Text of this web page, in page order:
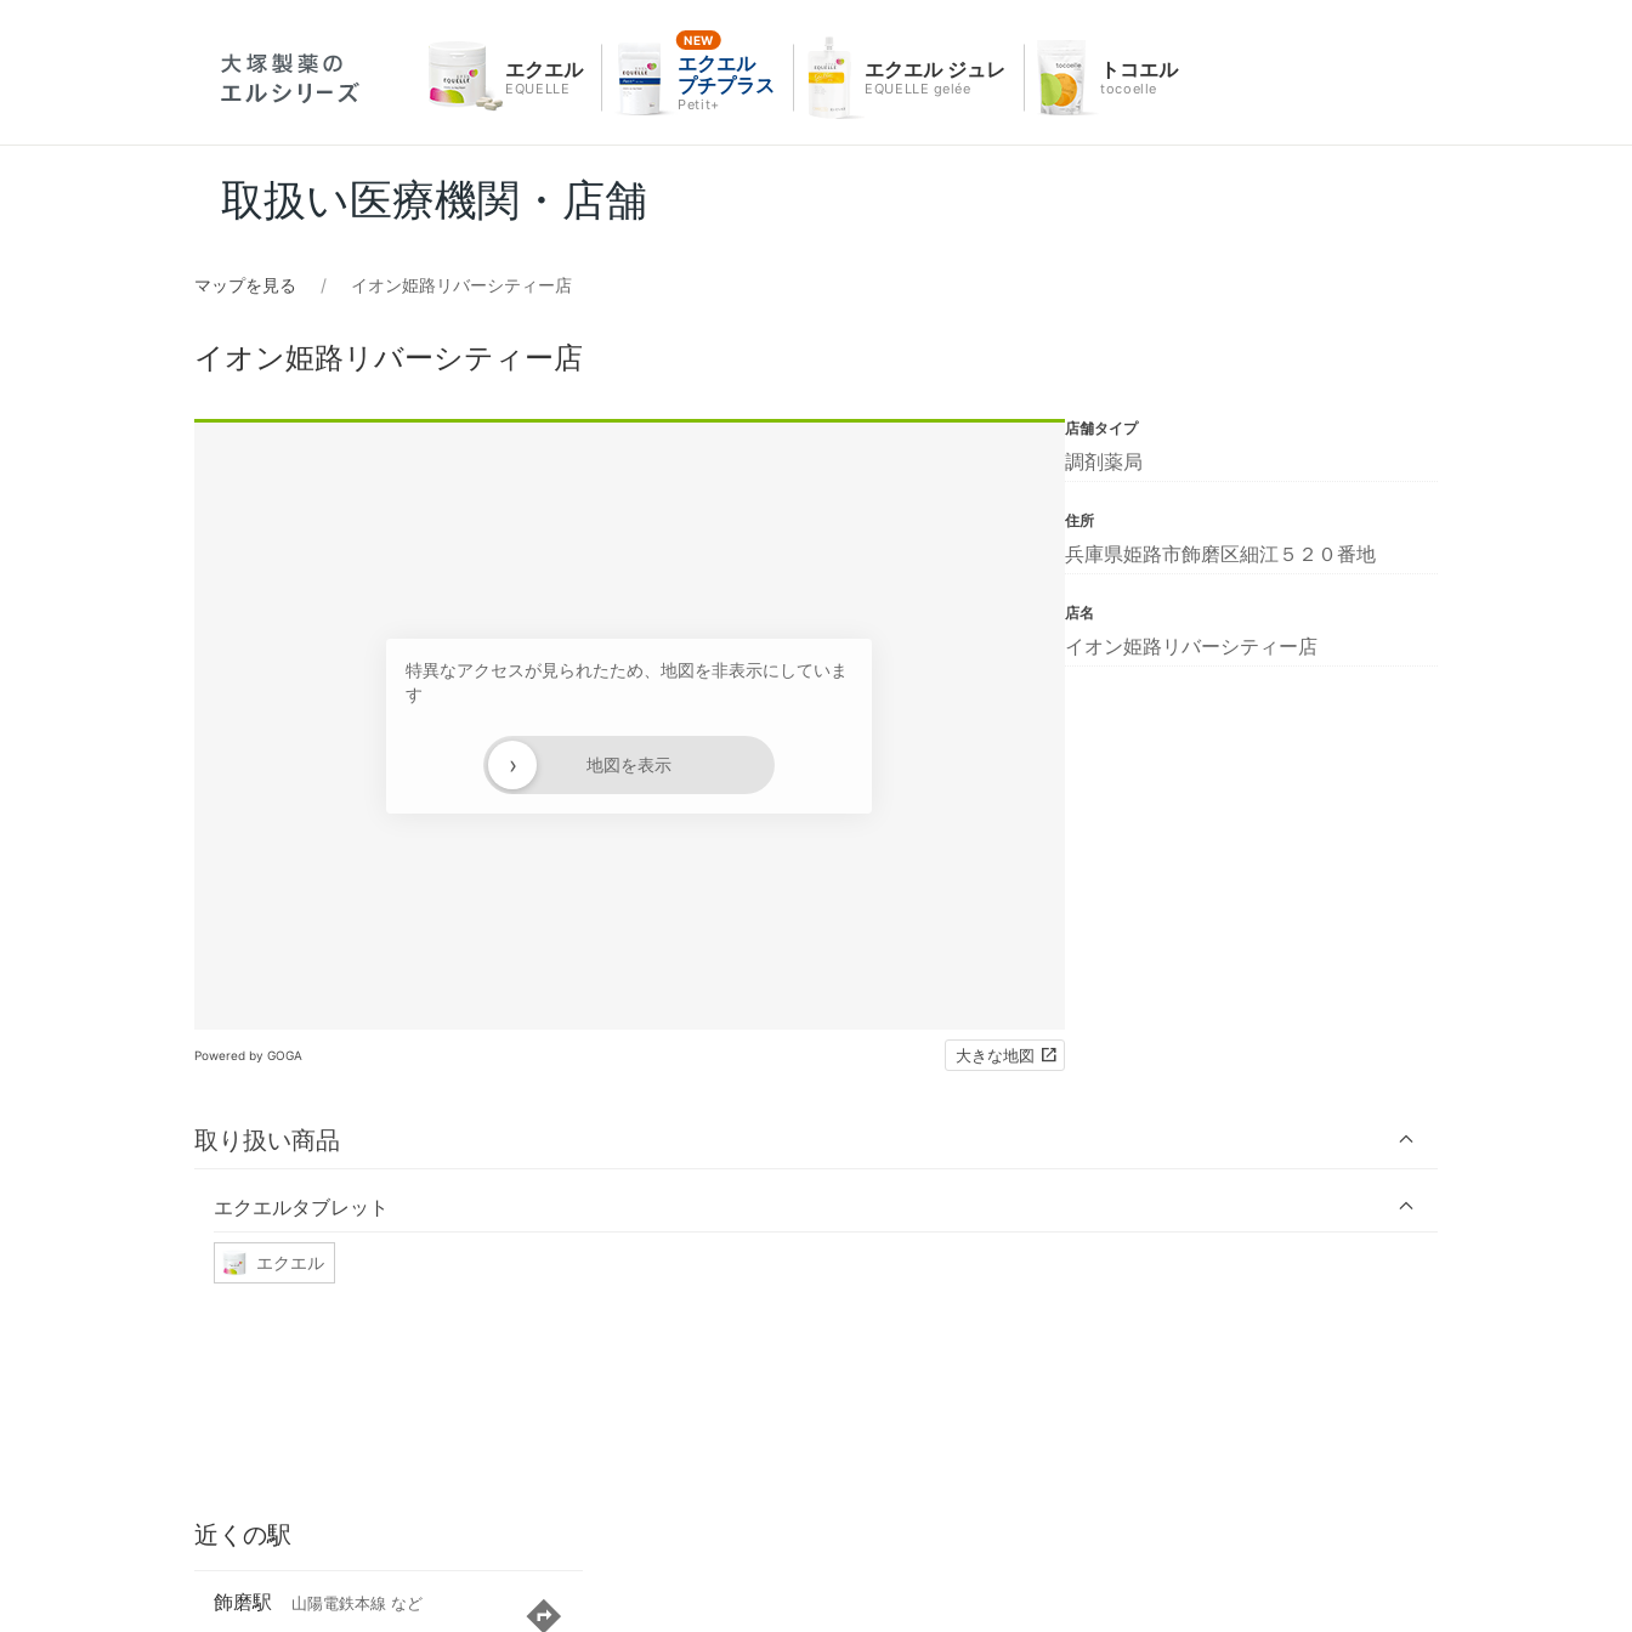
エクエル
EQUELLE
エクエル
プチプラス
Petit+
エクエル ジュレ
EQUELLE gelée
トコエル
tocoelle
取扱い医療機関・店舗
マップを見る イオン姫路リバーシティー店
イオン姫路リバーシティー店
特異なアクセスが見られたため、地図を非表示にしていま
す
地図を表示
›
Powered by GOGA 大きな地図
取り扱い商品
エクエルタブレット
エクエル
店舗タイプ
調剤薬局
住所
兵庫県姫路市飾磨区細江５２０番地
店名
イオン姫路リバーシティー店
近くの駅
飾磨駅 山陽電鉄本線 など